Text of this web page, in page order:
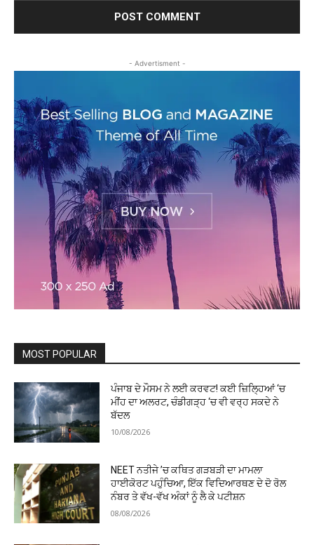
- Advertisment -
MOST POPULAR
ਪੰਜਾਬ ਦੇ ਮੌਸਮ ਨੇ ਲਈ ਕਰਵਟ! ਕਈ ਜ਼ਿਲ੍ਹਿਆਂ ‘ਚ
ਮੀਂਹ ਦਾ ਅਲਰਟ, ਚੰਡੀਗੜ੍ਹ ‘ਚ ਵੀ ਵਰ੍ਹ ਸਕਦੇ ਨੇ
ਬੱਦਲ
10/08/2026
NEET ਨਤੀਜੇ ’ਚ ਕਥਿਤ ਗੜਬੜੀ ਦਾ ਮਾਮਲਾ
ਹਾਈਕੋਰਟ ਪਹੁੰਚਿਆ, ਇੱਕ ਵਿਦਿਆਰਥਣ ਦੇ ਦੋ ਰੋਲ
ਨੰਬਰ ਤੇ ਵੱਖ-ਵੱਖ ਅੰਕਾਂ ਨੂੰ ਲੈ ਕੇ ਪਟੀਸ਼ਨ
08/08/2026